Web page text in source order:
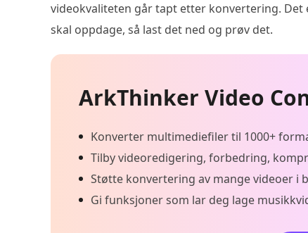
videokvaliteten går tapt etter konvertering.
skal oppdage, så last det ned og prøv det.
ArkThinker Video
Konverter multimediefiler til 1000+
Tilby videoredigering, forbedring,
Støtte konvertering av mange videoer i
Gi funksjoner som lar deg lage